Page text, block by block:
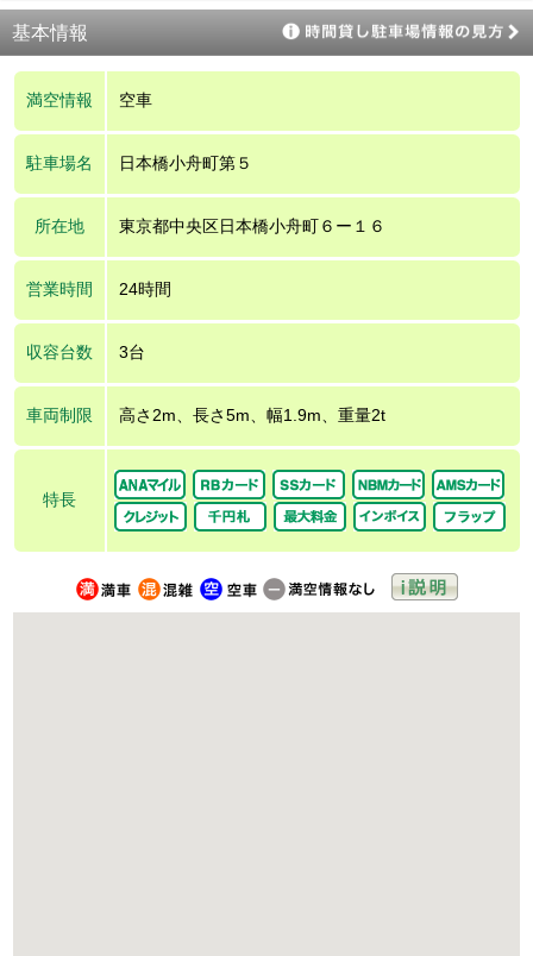
基本情報
満空情報 空車
駐車場名 日本橋小舟町第５
所在地 東京都中央区日本橋小舟町６ー１６
営業時間 24時間
収容台数 3台
車両制限 高さ2m、長さ5m、幅1.9m、重量2t
特長